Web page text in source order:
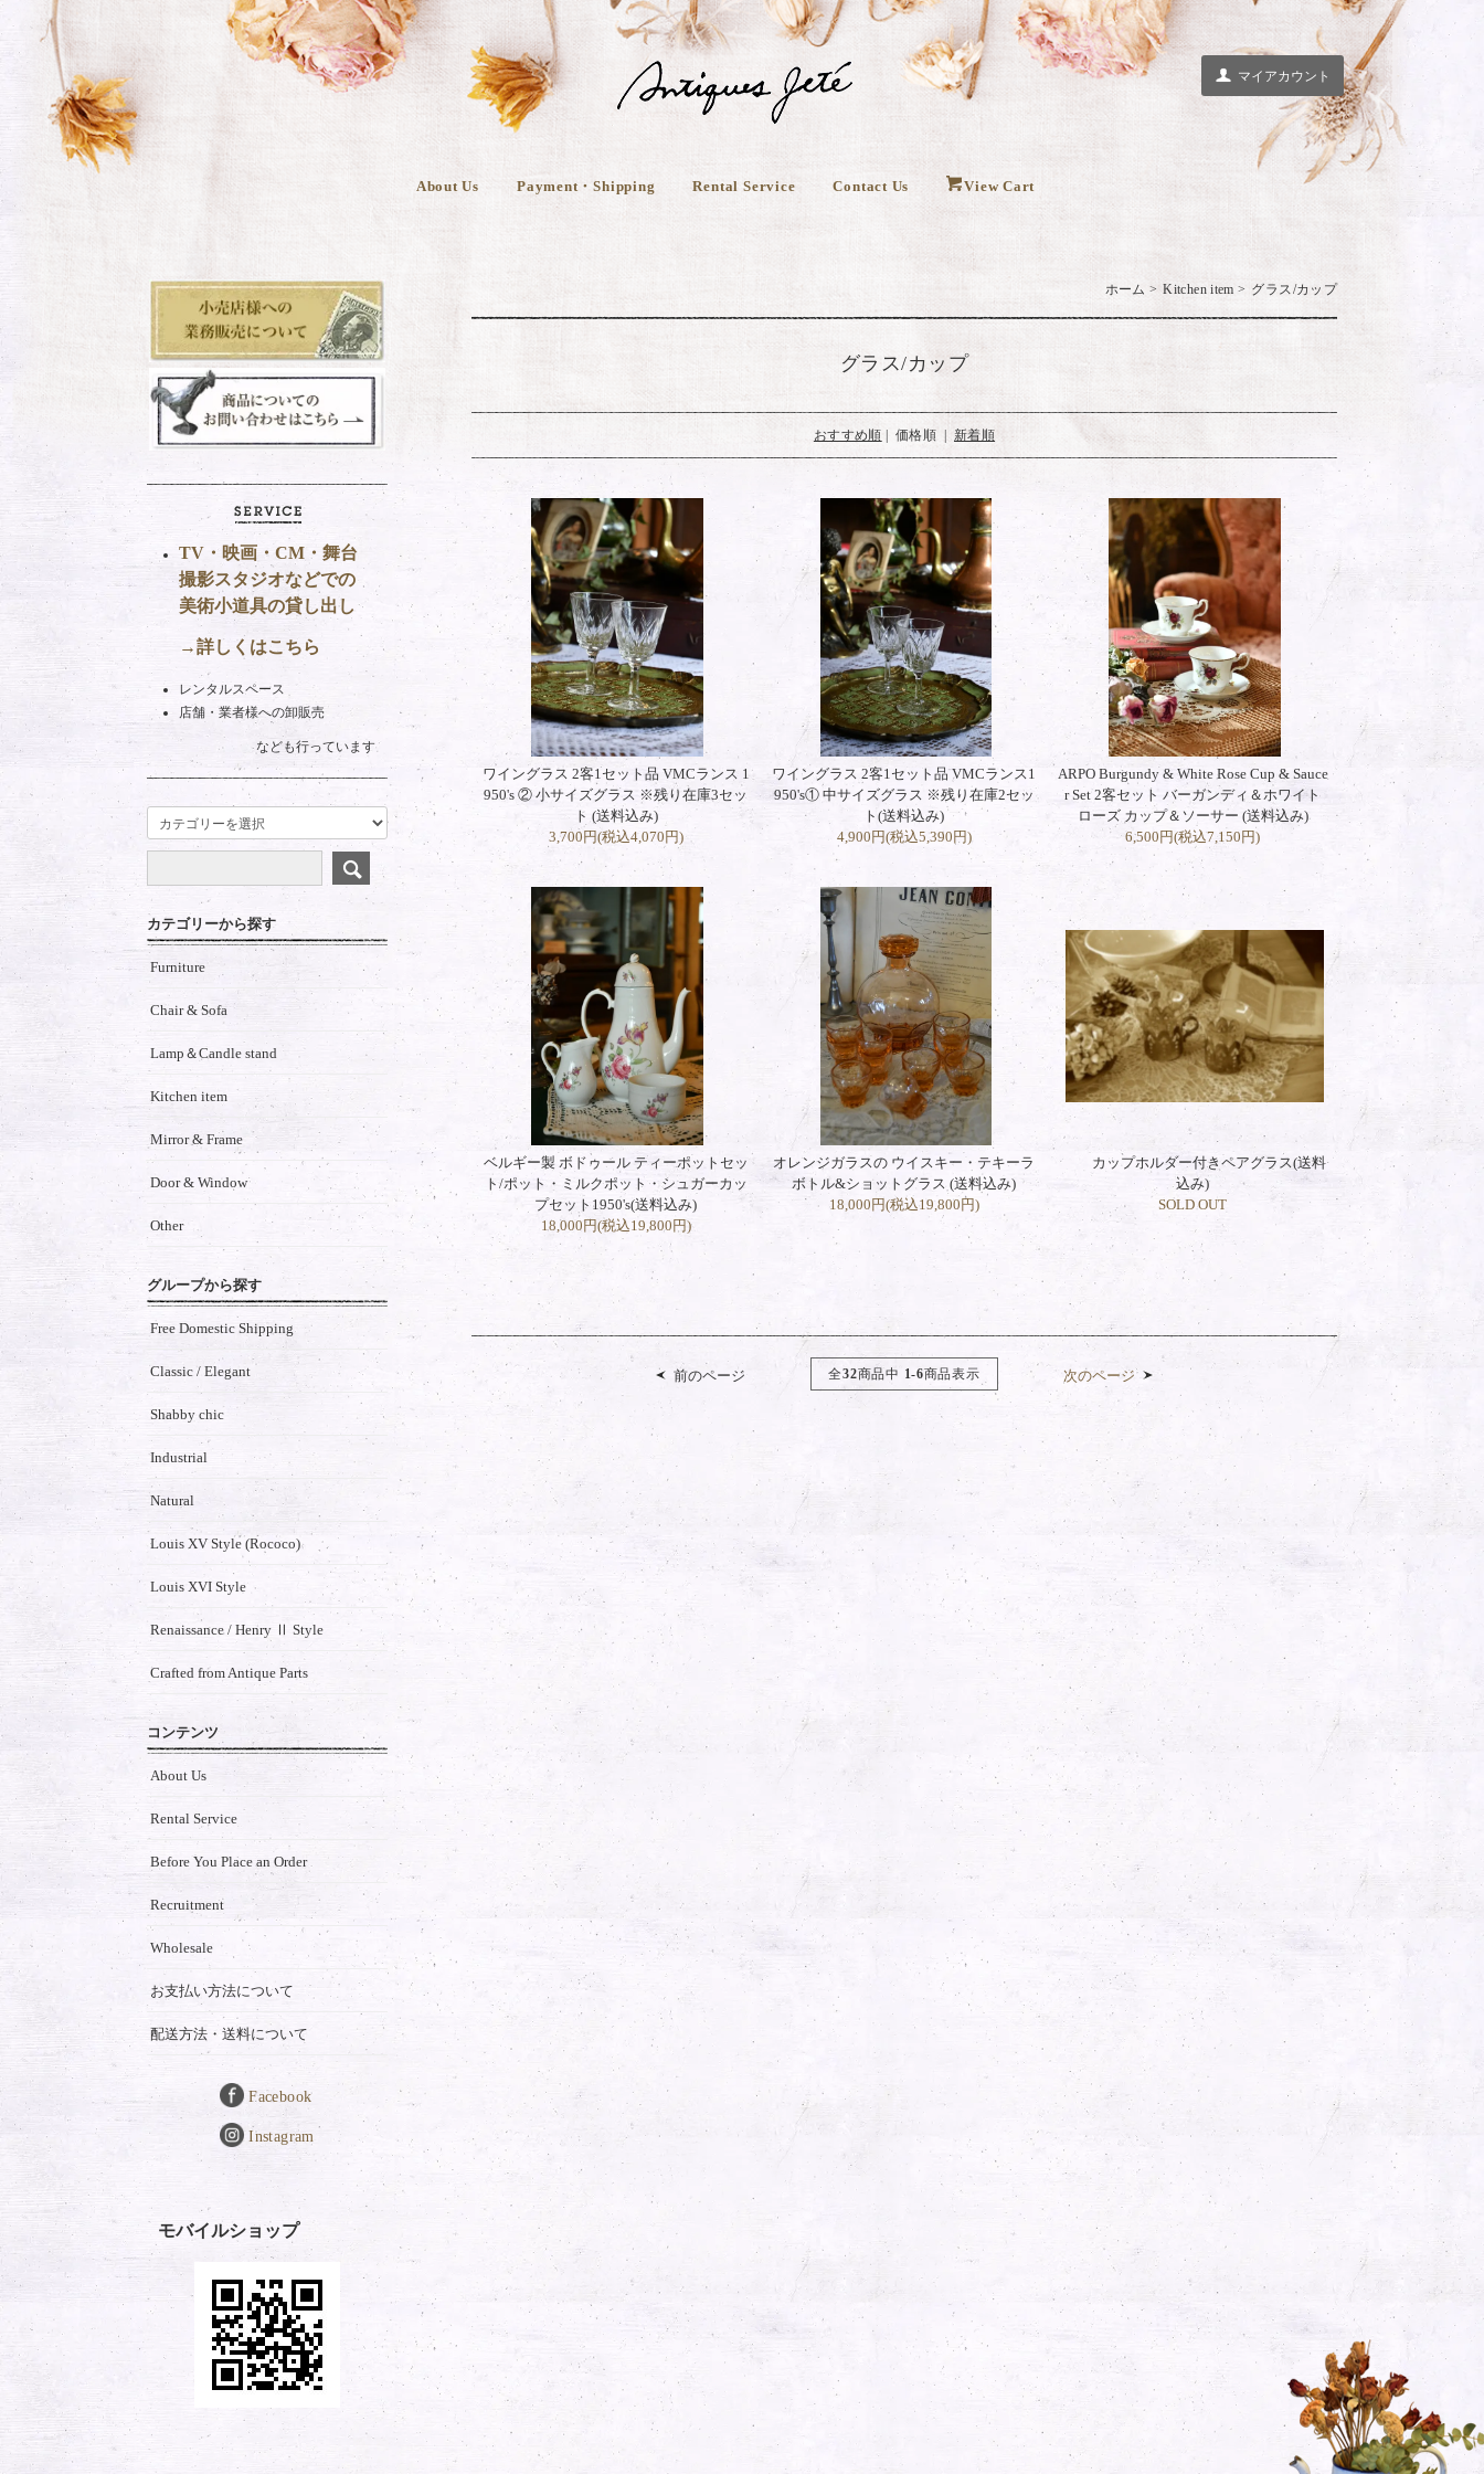
マイアカウント
About Us Payment・Shipping Rental Service Contact Us View Cart
ホーム > Kitchen item > グラス/カップ
グラス/カップ
おすすめ順 | 価格順 |新着順
ワイングラス 2客1セット品 VMCランス 1
950's ② 小サイズグラス ※残り在庫3セッ
ト (送料込み)
3,700円(税込4,070円)
ワイングラス 2客1セット品 VMCランス1
950's① 中サイズグラス ※残り在庫2セッ
ト(送料込み)
4,900円(税込5,390円)
ARPO Burgundy & White Rose Cup & Sauce
r Set 2客セット バーガンディ＆ホワイト
ローズ カップ＆ソーサー (送料込み)
6,500円(税込7,150円)
ベルギー製 ボドゥール ティーポットセッ
ト/ポット・ミルクポット・シュガーカッ
プセット1950's(送料込み)
18,000円(税込19,800円)
オレンジガラスの ウイスキー・テキーラ
ボトル&ショットグラス (送料込み)
18,000円(税込19,800円)
カップホルダー付きペアグラス(送料
込み)
SOLD OUT
前のページ 次のページ
全32商品中 1-6商品表示
TV・映画・CM・舞台
撮影スタジオなどでの
美術小道具の貸し出し
→詳しくはこちら
レンタルスペース
店舗・業者様への卸販売
なども行っています
カテゴリーから探す
Furniture
Chair & Sofa
Lamp＆Candle stand
Kitchen item
Mirror & Frame
Door & Window
Other
グループから探す
Free Domestic Shipping
Classic / Elegant
Shabby chic
Industrial
Natural
Louis XV Style (Rococo)
Louis XVI Style
Renaissance / Henry Ⅱ Style
Crafted from Antique Parts
コンテンツ
About Us
Rental Service
Before You Place an Order
Recruitment
Wholesale
お支払い方法について
配送方法・送料について
Facebook
Instagram
モバイルショップ